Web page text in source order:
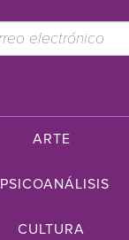
ARTE
PSICOANÁLISIS
CULTURA